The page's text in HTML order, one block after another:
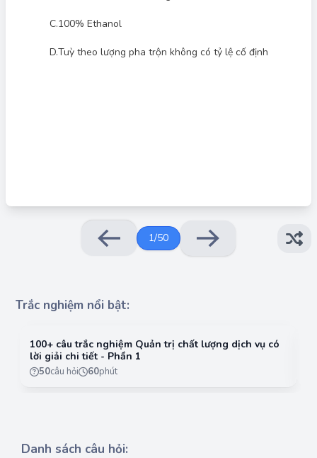
C.100% Ethanol
D.Tuỳ theo lượng pha trộn không có tỷ lệ cố định
Xăng E5 là hỗn hợp nhiên liệu sinh học, trong đó "E" là viết tắt
của Ethanol (cồn sinh học). Số "5" biểu thị tỷ lệ phần trăm
1/50
Trắc nghiệm nổi bật:
100+ câu trắc nghiệm Quản trị chất lượng dịch vụ có
lời giải chi tiết - Phần 1
50câu hỏi 60phút
Danh sách câu hỏi: